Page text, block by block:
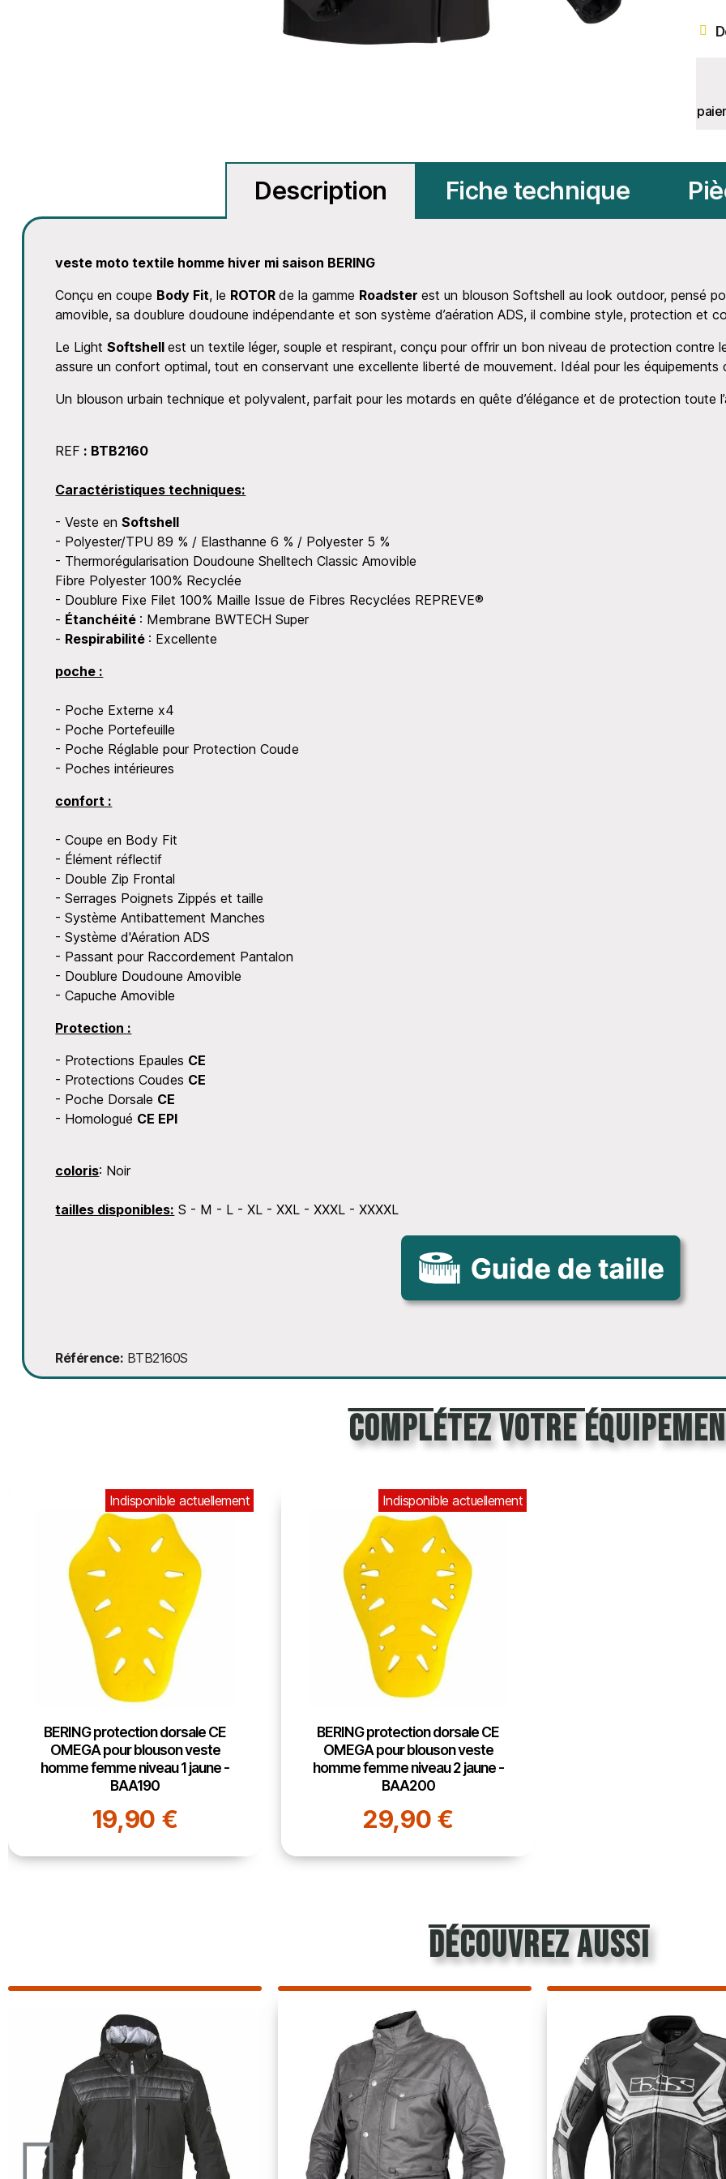
Description Fiche technique
veste moto textile homme hiver mi saison BERING
Conçu en coupe Body Fit, le ROTORde la gamme Roadsterest un blouson Softshell au look outdoor, pensé
amovible, sa doublure doudoune indépendante et son système d’aération ADS, il combine style, protection et
Le LightSoftshellest un textile léger, souple et respirant, conçu pour offrir un bon niveau de protection contre
assure un confort optimal, tout en conservant une excellente liberté de mouvement. Idéal pour les équipements
Un blouson urbain technique et polyvalent, parfait pour les motards en quête d’élégance et de protection toute
REF : BTB2160
Caractéristiques techniques:
- Veste enSoftshell
- Polyester/TPU 89 % / Elasthanne 6 % / Polyester 5 %
- Thermorégularisation Doudoune Shelltech Classic Amovible
Fibre Polyester 100% Recyclée
- Doublure Fixe Filet 100% Maille Issue de Fibres Recyclées REPREVE®
- Étanchéité : Membrane BWTECH Super
- Respirabilité : Excellente
poche :
- Poche Externe x4
- Poche Portefeuille
- Poche Réglable pour Protection Coude
- Poches intérieures
confort :
- Coupe en Body Fit
- Élément réflectif
- Double Zip Frontal
- Serrages Poignets Zippés et taille
- Système Antibattement Manches
- Système d'Aération ADS
- Passant pour Raccordement Pantalon
- Doublure Doudoune Amovible
- Capuche Amovible
Protection :
- Protections Epaules CE
- Protections Coudes CE
- Poche Dorsale CE
- Homologué CE EPI
coloris: Noir
tailles disponibles: S - M - L - XL - XXL - XXXL - XXXXL
Référence BTB2160S
Complétez votre
Indisponible actuellement
BERING protection dorsale CE
OMEGA pour blouson veste
homme femme niveau 1 jaune -
BAA190
19,90 €
Indisponible actuellement
BERING protection dorsale CE
OMEGA pour blouson veste
homme femme niveau 2 jaune -
BAA200
29,90 €
découvrez aussi